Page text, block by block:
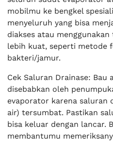
mobilmu ke bengkel
menyeluruh yang bisa
diakses atau
lebih kuat, seperti metode
bakteri/jamur.
Cek Saluran Drainase: Bau
disebabkan oleh
evaporator karena saluran
air) tersumbat. Pastikan
bisa keluar dengan lancar.
membantumu